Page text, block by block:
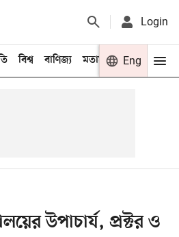
Login
বিশ্ব বাণিজ্য মতামত খেলা
Eng
উপাচার্য, প্রক্টর ও